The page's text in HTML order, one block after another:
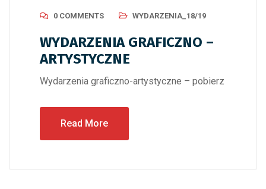
0 COMMENTS WYDARZENIA_18/19
WYDARZENIA GRAFICZNO –
ARTYSTYCZNE
Wydarzenia graficzno-artystyczne – pobierz
Read More